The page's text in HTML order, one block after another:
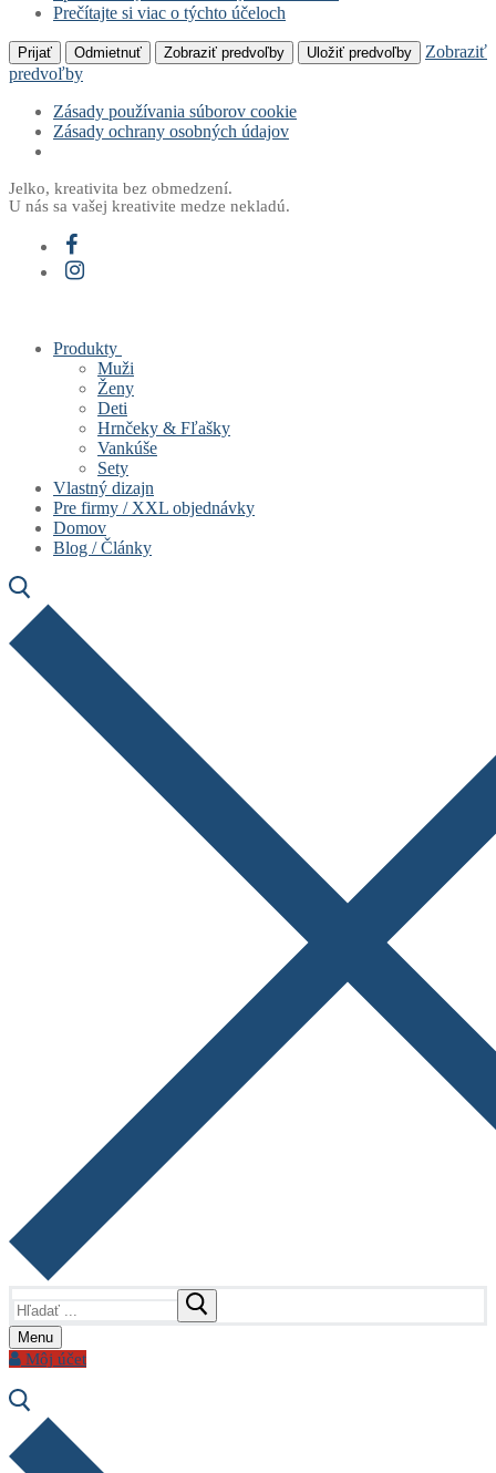
Prečítajte si viac o týchto účeloch
Prijať Odmietnuť Zobraziť predvoľby Uložiť predvoľby
Zobraziť
predvoľby
Zásady používania súborov cookie
Zásady ochrany osobných údajov
Preskočiť
na
Menu
Zavrieť
Jelko, kreativita bez obmedzení.
U nás sa vašej kreativite medze nekladú.
Produkty
Muži
Ženy
Deti
Hrnčeky & Fľašky
Vankúše
Sety
Vlastný dizajn
Pre firmy / XXL objednávky
Domov
Blog / Články
Menu
Môj účet